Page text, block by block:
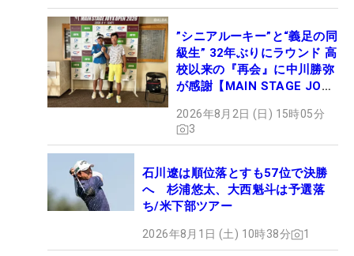
”シニアルーキー”と“義足の同
級生” 32年ぶりにラウンド 高
校以来の『再会』に中川勝弥
が感謝【MAIN STAGE JOYX
2026年8月2日 (日) 15時05分
3
石川遼は順位落とすも57位で決勝
へ 杉浦悠太、大西魁斗は予選落
ち/米下部ツアー
2026年8月1日 (土) 10時38分 1